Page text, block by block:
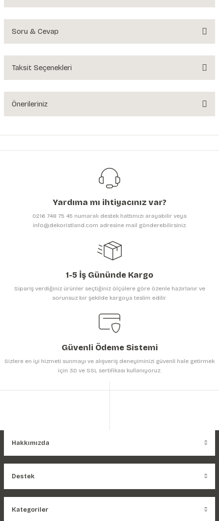
Soru & Cevap
Ürün hakkında henüz soru sorulmamış.
Taksit Seçenekleri
Önerileriniz
yetersiz gördüğünüz noktaları öneri formunu kullanarak tarafımıza
Görüş ve önerileriniz için teşekkür ederiz.
Ürün resmi kalitesiz, bozuk veya görüntülenemiyor.
Ürün bilgilerinde hatalar bulunuyor.
Gönder
Yardıma mı ihtiyacınız var?
0216 748 75 45 numaralı destek hattımızı arayabilir veya
info@dekoristland.com adresine mail gönderebilirsiniz.
1-5 İş Gününde Kargo
Sipariş verdiğiniz ürünler seçtiğiniz ölçülere göre özenle hazırlanır ve
sorunsuz bir şekilde kargoya teslim edilir.
Güvenli Ödeme Sistemi
Sizlere en iyi hizmeti sunmayı ve alışveriş deneyiminizi güvenli hale getirmek
için 3D ve SSL sertifikası kullanıyoruz.
Hakkımızda
Destek
Kategoriler